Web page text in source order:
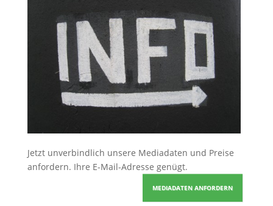
Jetzt unverbindlich unsere Mediadaten und Preise
anfordern. Ihre E-Mail-Adresse genügt.
MEDIADATEN ANFORDERN